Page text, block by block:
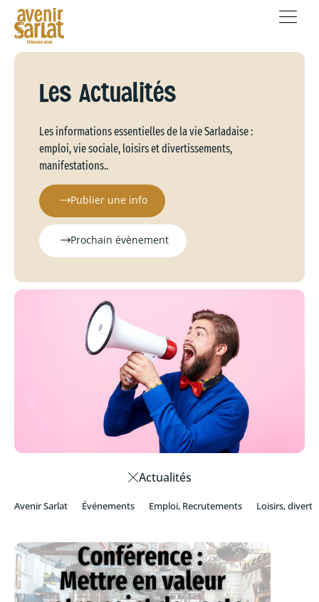
Les Actualités
Les informations essentielles de la vie Sarladaise :
emploi, vie sociale, loisirs et divertissements,
manifestations..
Publier une info
Prochain évènement
Actualités
Avenir Sarlat Événements Emploi, Recrutements Loisirs,